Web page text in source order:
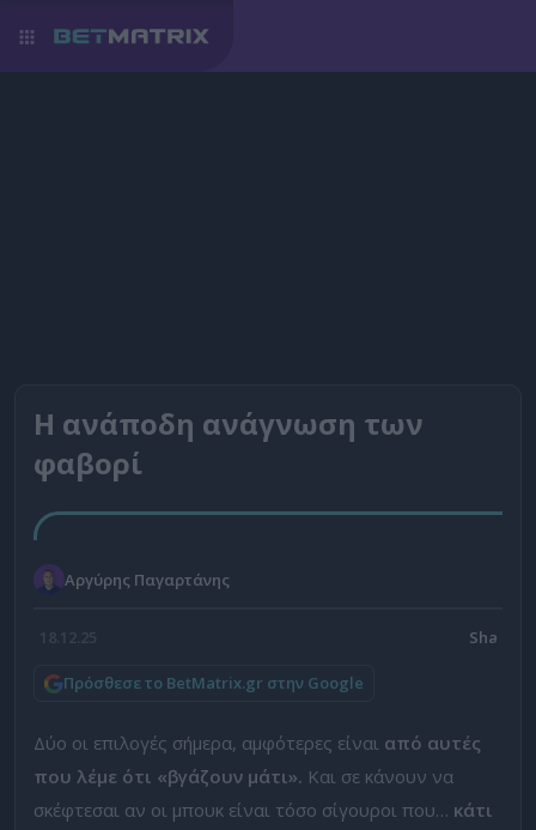
Η ανάποδη ανάγνωση των
φαβορί
Αργύρης Παγαρτάνης
18.12.25
Πρόσθεσε το BetMatrix.gr στην Google
Δύο οι επιλογές σήμερα, αμφότερες είναι από αυτές
που λέμε ότι «βγάζουν μάτι». Και σε κάνουν να
σκέφτεσαι αν οι μπουκ είναι τόσο σίγουροι που… κάτι